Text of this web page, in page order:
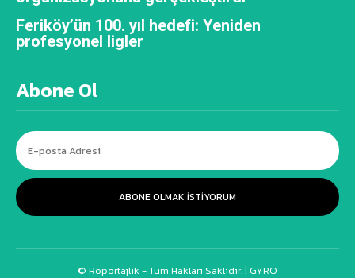
Feriköy’ün 100. yıl hedefi: Yeniden
profesyonel ligler
Abone Ol
ABONE OLMAK ISTIYORUM
© Röportajlık - Tüm Hakları Saklıdır. | GYRO